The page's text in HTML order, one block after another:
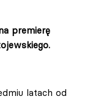
premierę
latach od